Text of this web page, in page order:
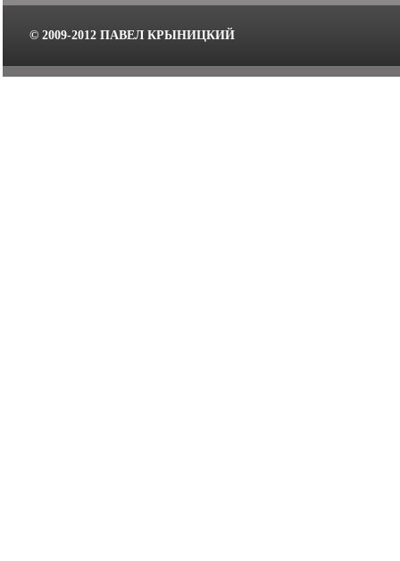
© 2009-2012 ПАВЕЛ КРЫНИЦКИЙ